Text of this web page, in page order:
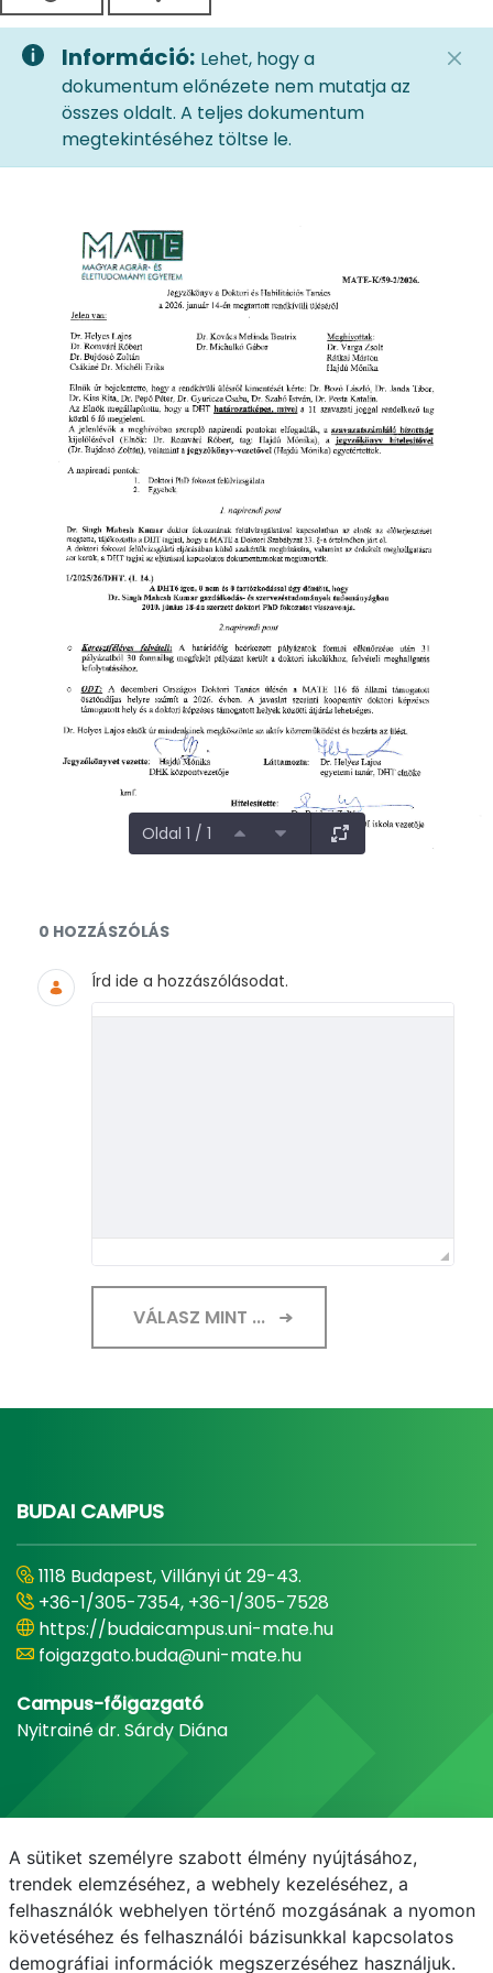
Információ: Lehet, hogy a
dokumentum előnézete nem mutatja az
összes oldalt. A teljes dokumentum
megtekintéséhez töltse le.
Oldal 1 / 1
Dokumentumok és médiafájlok
0 HOZZÁSZÓLÁS
Írd ide a hozzászólásodat.
VÁLASZ MINT ...
BUDAI CAMPUS
1118 Budapest, Villányi út 29-43.
+36-1/305-7354, +36-1/305-7528
https://budaicampus.uni-mate.hu
foigazgato.buda@uni-mate.hu
Campus-főigazgató
Nyitrainé dr. Sárdy Diána
E-mail Telefonkönyv NEPTUN E-learning
A sütiket személyre szabott élmény nyújtásához,
trendek elemzéséhez, a webhely kezeléséhez, a
felhasználók webhelyen történő mozgásának a nyomon
követéséhez és felhasználói bázisunkkal kapcsolatos
demográfiai információk megszerzéséhez használjuk.